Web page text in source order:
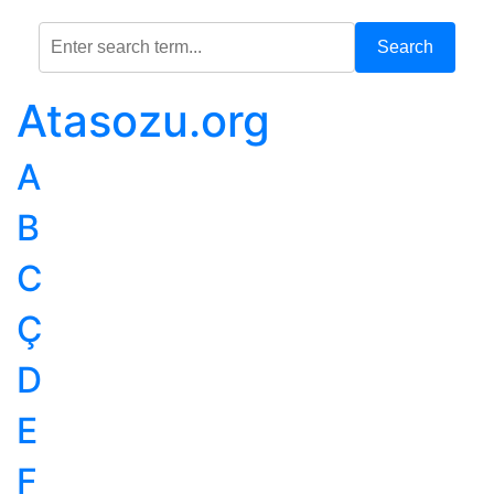
Search
Atasozu.org
A
B
C
Ç
D
E
F